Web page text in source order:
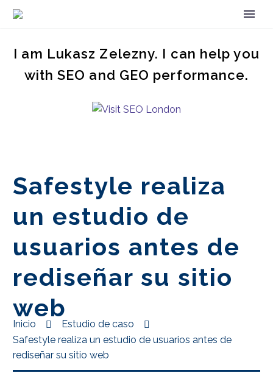
I am Lukasz Zelezny. I can help you
with SEO and GEO performance.
Safestyle realiza
un estudio de
usuarios antes de
rediseñar su sitio
web
Inicio
Estudio de caso
Safestyle realiza un estudio de usuarios antes de
rediseñar su sitio web